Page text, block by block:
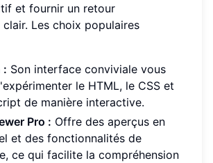
et fournir un retour
Les choix populaires
: Son interface conviviale vous
le HTML, le CSS et
de manière interactive.
Pro : Offre des aperçus en
et des fonctionnalités de
ce qui facilite la compréhension